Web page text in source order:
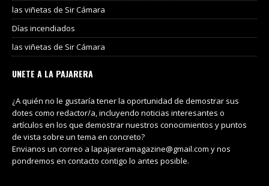
las viñetas de Sir Cámara
Días incendiados
las viñetas de Sir Cámara
UNETE A LA PAJARERA
¿A quién no le gustaría tener la oportunidad de demostrar sus
dotes como redactor/a, incluyendo noticias interesantes o
artículos en los que demostrar nuestros conocimientos y puntos
de vista sobre un tema en concreto?
Envianos un correo a lapajareramagazine@gmail.com y nos
pondremos en contacto contigo lo antes posible.